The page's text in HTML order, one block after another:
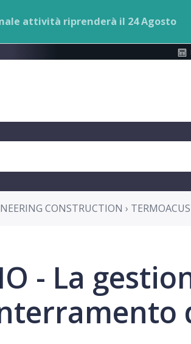
attività riprenderà il 24 Agosto
CONSTRUCTION ›
- La